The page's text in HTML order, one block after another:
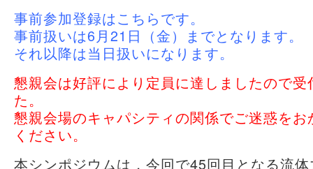
事前参加登録はこちらです。
事前扱いは6月21日（金）までとなります。
それ以降は当日扱いになります。
懇親会は好評により定員に達しましたので
た。
懇親会場のキャパシティの関係でご迷惑を
ください。
本シンポジウムは，今回で45回目となる流